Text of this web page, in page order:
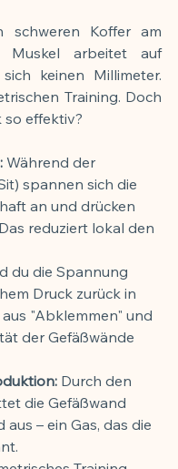
Koffer am
Muskel arbeitet auf
keinen Millimeter.
Training. Doch
effektiv?
Während der
spannen sich die
an und drücken
reduziert lokal den
du die Spannung
Druck zurück in
"Abklemmen" und
der Gefäßwände
Durch den
die Gefäßwand
– ein Gas, das die